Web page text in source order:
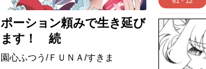
ポーション頼みで生き延び
ます！ 続
園心ふつう / ＦＵＮＡ/すきま